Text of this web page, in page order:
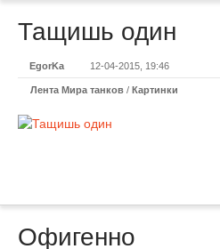
Тащишь один
EgorKa 12-04-2015, 19:46
Лента Мира танков / Картинки
Офигенно